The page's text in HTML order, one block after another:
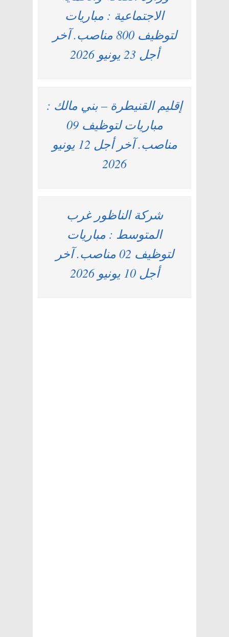
الاجتماعية : مباريات
لتوظيف 800 مناصب. آخر
أجل 23 يونيو 2026
إقليم القنيطرة – بني مالك :
مباريات لتوظيف 09
مناصب. آخر أجل 12 يونيو
2026
شركة الناظور غرب
المتوسط : مباريات
لتوظيف 02 مناصب. آخر
أجل 10 يونيو 2026